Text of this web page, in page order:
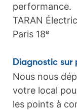
performance.
TARAN
Paris 18ᵉ
Diagnostic
Nous nous
votre local
les points à